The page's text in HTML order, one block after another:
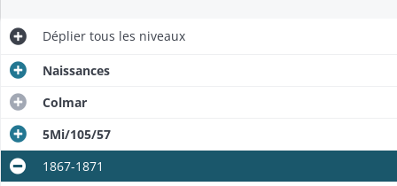
Déplier tous les niveaux
Naissances
Colmar
5Mi/105/57
1867-1871